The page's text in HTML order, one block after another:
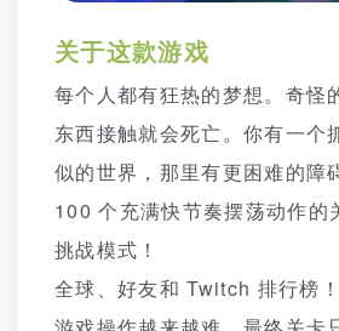
关于这款游戏
每个人都有狂热的梦想。奇怪
东西接触就会死亡。你有一个
似的世界，那里有更困难的障
100 个充满快节奏摆荡动作的
挑战模式！
全球、好友和 Twitch 排行榜！